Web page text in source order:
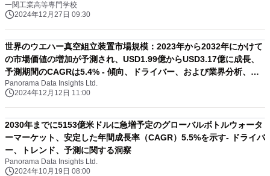
一関工業高等専門学校
2024年12月27日 09:30
世界のウエハー真空組立装置市場規模：2023年から2032年にかけて
の市場価値の増加が予測され、USD1.99億からUSD3.17億に成長、
予測期間のCAGRは5.4% - 傾向、ドライバー、および業界分析、洞
察と予測
Panorama Data Insights Ltd.
2024年12月12日 11:00
2030年までに5153億米ドルに急増予定のグローバルボトルウォータ
ーマーケット、安定した年間成長率（CAGR）5.5%を示す- ドライバ
ー、トレンド、予測に関する洞察
Panorama Data Insights Ltd.
2024年10月19日 08:00